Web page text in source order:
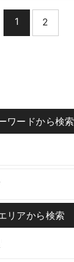
1 2
ワードから検索
リアから検索